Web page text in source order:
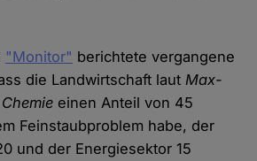
"Monitor" berichtete vergangene
die Landwirtschaft lautMax-
einen Anteil von 45
Feinstaubproblem habe, der
und der Energiesektor 15